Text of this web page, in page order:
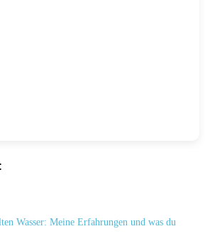
Wasser:‍ Meine‍ Erfahrungen ​und ⁤was du‌